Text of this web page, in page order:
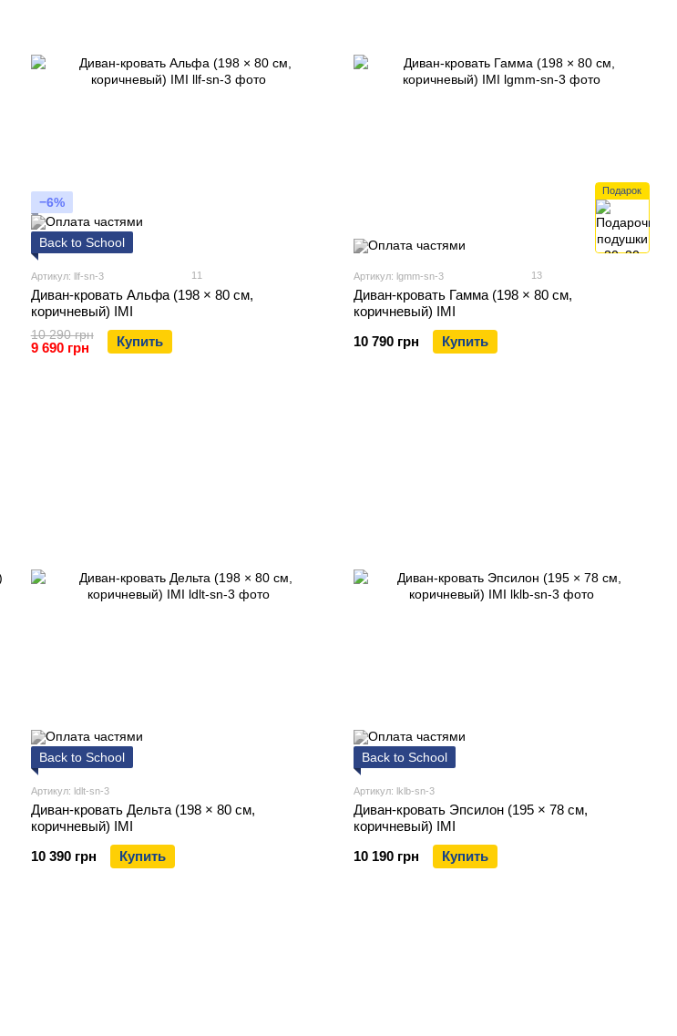
−6%
Back to School
Артикул: llf-sn-3 11
Диван-кровать Альфа (198 × 80 см,
коричневый) IMI
10 290 грн
9 690 грн Купить
Подарок
Артикул: lgmm-sn-3 13
Диван-кровать Гамма (198 × 80 см,
коричневый) IMI
10 790 грн
Купить
Back to School
Артикул: ldlt-sn-3
Диван-кровать Дельта (198 × 80 см,
коричневый) IMI
10 390 грн
Купить
Back to School
Артикул: lklb-sn-3
Диван-кровать Эпсилон (195 × 78 см,
коричневый) IMI
10 190 грн
Купить